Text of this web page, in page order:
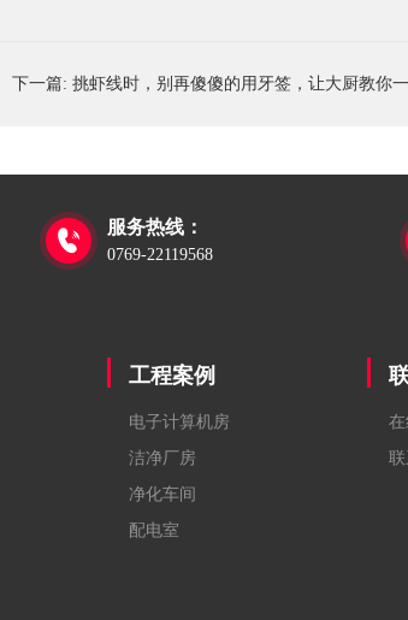
下一篇: 挑虾线时，别再傻傻的用牙签，让大厨教你

服务热线：
0769-22119568
工程案例
电子计算机房
洁净厂房
净化车间
配电室
联